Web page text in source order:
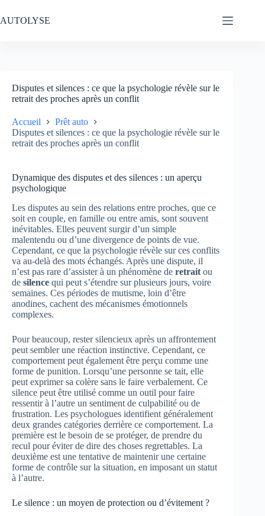
au
contenu
AUTOLYSE
Disputes et silences : ce que la psychologie révèle sur le
retrait des proches après un conflit
Accueil
Prêt auto
Disputes et silences : ce que la psychologie révèle sur le
retrait des proches après un conflit
Dynamique des disputes et des silences : un aperçu
psychologique
Les disputes au sein des relations entre proches, que ce
soit en couple, en famille ou entre amis, sont souvent
inévitables. Elles peuvent surgir d’un simple
malentendu ou d’une divergence de points de vue.
Cependant, ce que la psychologie révèle sur ces conflits
va au-delà des mots échangés. Après une dispute, il
n’est pas rare d’assister à un phénomène de retrait ou
de silence qui peut s’étendre sur plusieurs jours, voire
semaines. Ces périodes de mutisme, loin d’être
anodines, cachent des mécanismes émotionnels
complexes.
Pour beaucoup, rester silencieux après un affrontement
peut sembler une réaction instinctive. Cependant, ce
comportement peut également être perçu comme une
forme de punition. Lorsqu’une personne se tait, elle
peut exprimer sa colère sans le faire verbalement. Ce
silence peut être utilisé comme un outil pour faire
ressentir à l’autre un sentiment de culpabilité ou de
frustration. Les psychologues identifient généralement
deux grandes catégories derrière ce comportement. La
première est le besoin de se protéger, de prendre du
recul pour éviter de dire des choses regrettables. La
deuxième est une tentative de maintenir une certaine
forme de contrôle sur la situation, en imposant un statut
à l’autre.
Le silence : un moyen de protection ou d’évitement ?